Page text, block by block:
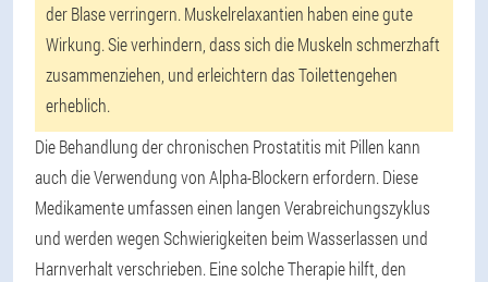
der Blase verringern. Muskelrelaxantien haben eine gute
Wirkung. Sie verhindern, dass sich die Muskeln schmerzhaft
zusammenziehen, und erleichtern das Toilettengehen
erheblich.
Die Behandlung der chronischen Prostatitis mit Pillen kann
auch die Verwendung von Alpha-Blockern erfordern. Diese
Medikamente umfassen einen langen Verabreichungszyklus
und werden wegen Schwierigkeiten beim Wasserlassen und
Harnverhalt verschrieben. Eine solche Therapie hilft, den